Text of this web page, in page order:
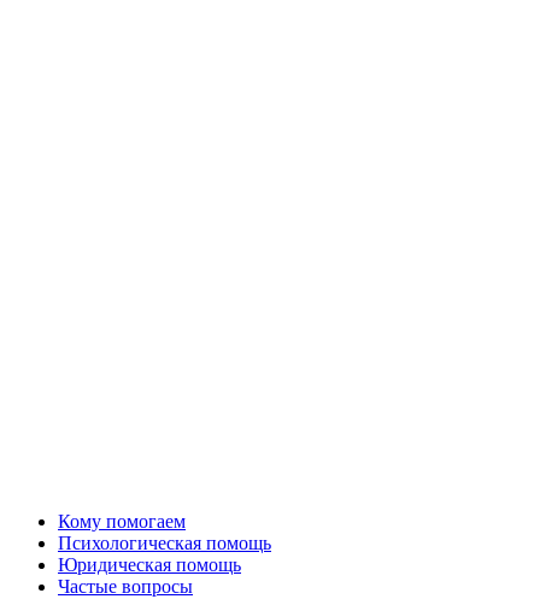
Кому помогаем
Психологическая помощь
Юридическая помощь
Частые вопросы